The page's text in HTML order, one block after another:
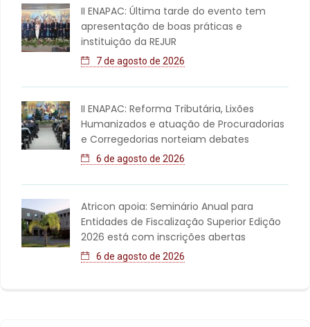
II ENAPAC: Última tarde do evento tem
apresentação de boas práticas e
instituição da REJUR
7 de agosto de 2026
II ENAPAC: Reforma Tributária, Lixões
Humanizados e atuação de Procuradorias
e Corregedorias norteiam debates
6 de agosto de 2026
Atricon apoia: Seminário Anual para
Entidades de Fiscalização Superior Edição
2026 está com inscrições abertas
6 de agosto de 2026